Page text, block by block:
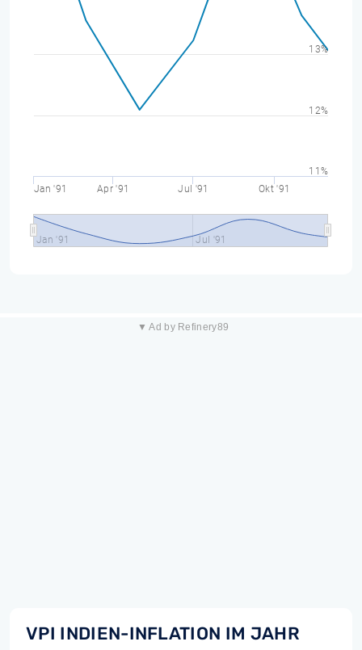
Jan '91 Apr '91 Jul '91 Okt '91
Jan '91 Jul '91
11%
12%
13%
▼ Ad by Refinery89
VPI INDIEN-INFLATION IM JAHR